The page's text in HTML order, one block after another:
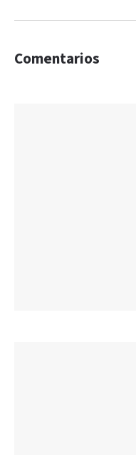
Comentarios